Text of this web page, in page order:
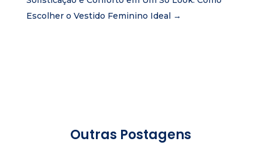
Escolher o Vestido Feminino Ideal
→
Outras Postagens